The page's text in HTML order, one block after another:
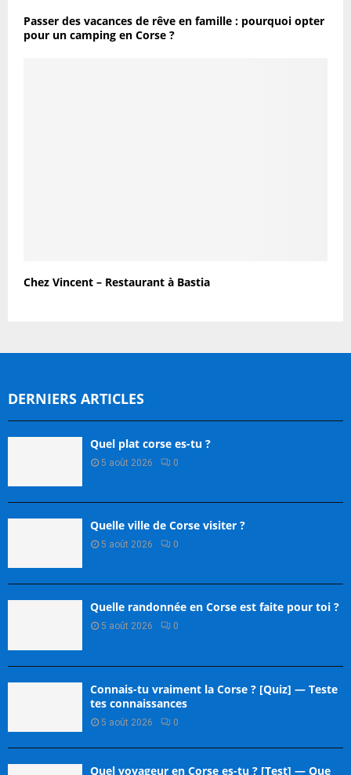
Passer des vacances de rêve en famille : pourquoi opter
pour un camping en Corse ?
Chez Vincent – Restaurant à Bastia
DERNIERS ARTICLES
Quel plat corse es-tu ?
5 août 2026 0
Quelle ville de Corse visiter ?
5 août 2026 0
Quelle randonnée en Corse est faite pour toi ?
5 août 2026 0
Connais-tu vraiment la Corse ? [Quiz] — Teste
tes connaissances
5 août 2026 0
Quel voyageur en Corse es-tu ? [Test] — Que